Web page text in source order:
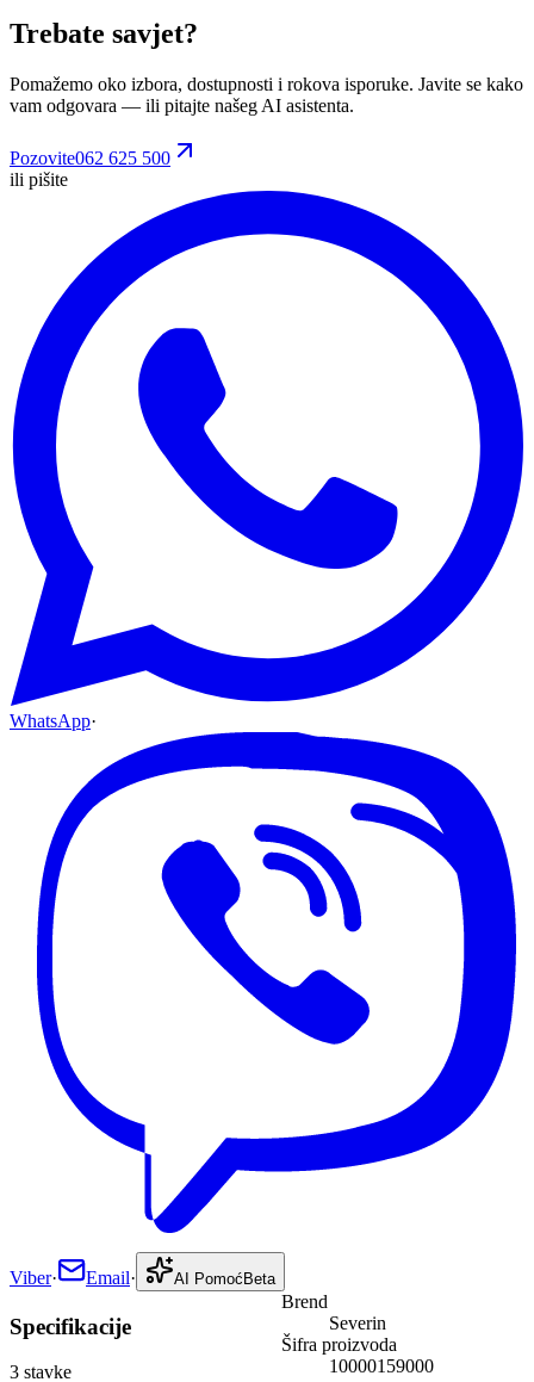
Trebate savjet?
Pomažemo oko izbora, dostupnosti i rokova isporuke. Javite se kako
vam odgovara — ili pitajte našeg AI asistenta.
Pozovite062 625 500
ili pišite
WhatsApp·
Viber· Email· AI Pomoć Beta
Specifikacije
3 stavke
Brend
Severin
Šifra proizvoda
10000159000